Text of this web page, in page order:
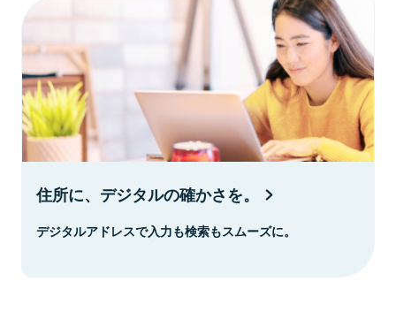
住所に、デジタルの確かさを。
デジタルアドレスで入力も検索もスムーズに。